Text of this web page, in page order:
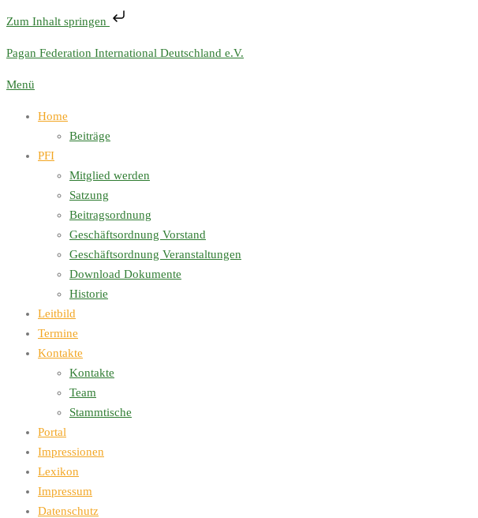
Zum Inhalt springen
Zum
springen
Pagan Federation International Deutschland e.V.
Menü
Home
Beiträge
PFI
Mitglied werden
Satzung
Beitragsordnung
Geschäftsordnung Vorstand
Geschäftsordnung Veranstaltungen
Download Dokumente
Historie
Leitbild
Termine
Kontakte
Kontakte
Team
Stammtische
Portal
Impressionen
Lexikon
Impressum
Datenschutz